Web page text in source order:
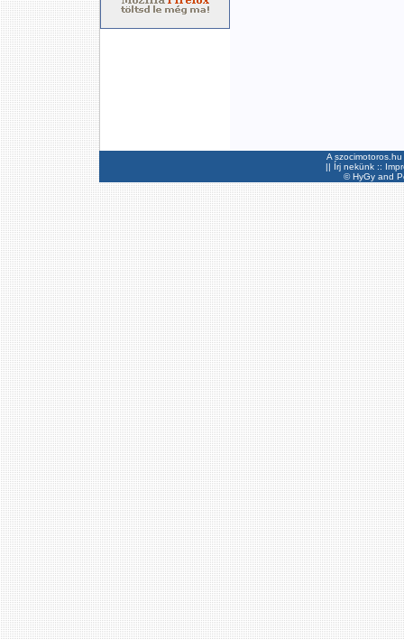
A
|| Írj nekünk ::
©HyGyand